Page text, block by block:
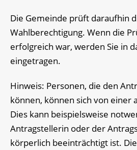
Die Gemeinde prüft daraufhin
Wahlberechtigung. Wenn die
erfolgreich war, werden Sie in
eingetragen.
Hinweis: Personen, die den
können, können sich von einer
Dies kann beispielsweise
Antragstellerin oder der
körperlich beeinträchtigt ist.